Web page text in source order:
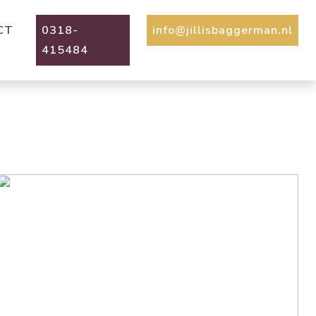
0318-
415484
info@jillisbaggerman.nl